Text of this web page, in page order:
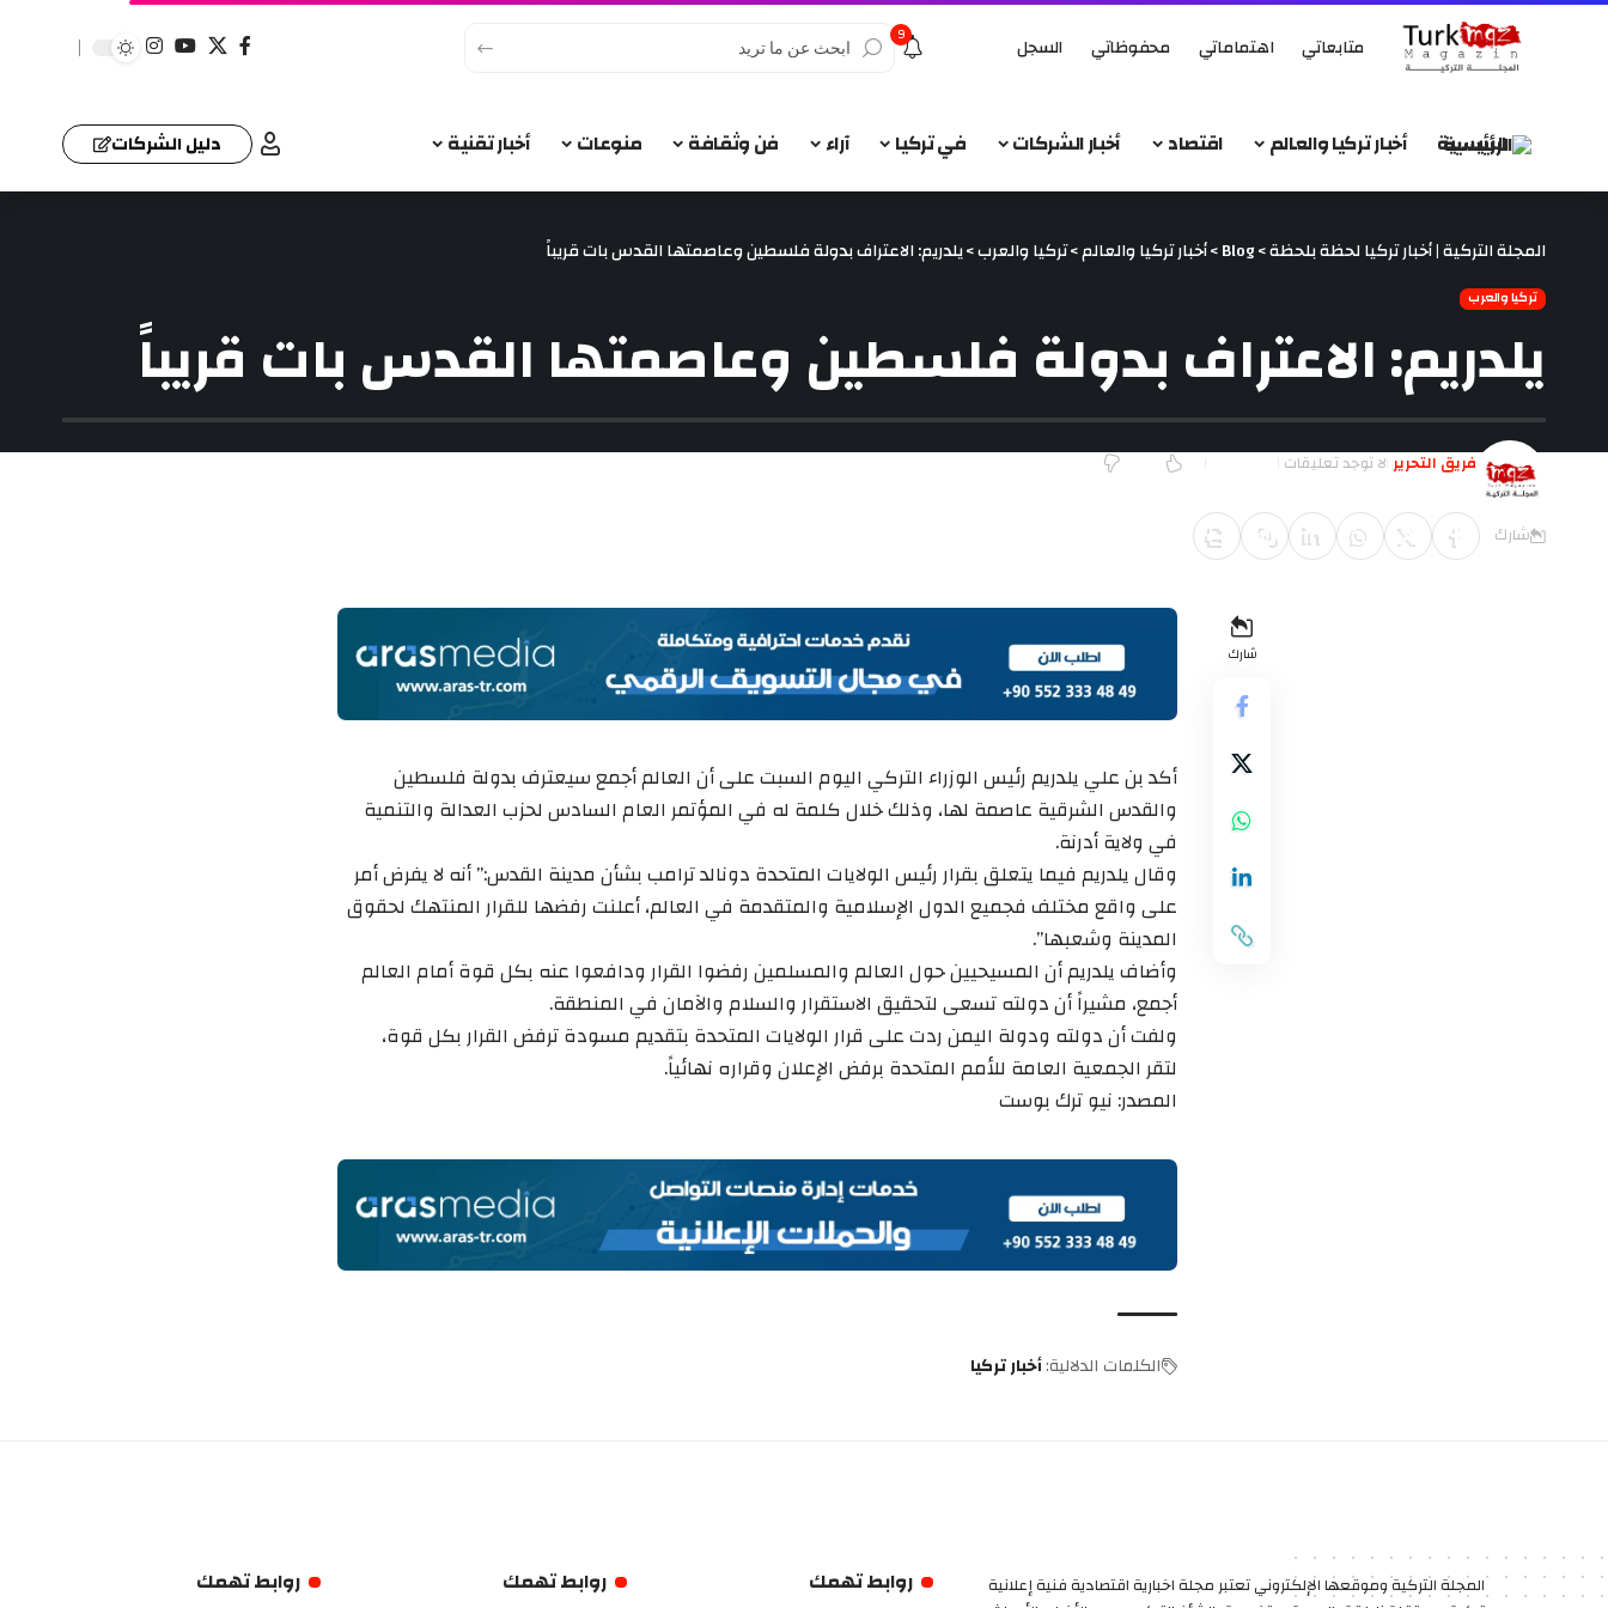
متابعاتي اهتماماتي محفوظاتي السجل 9
الرئيسية أخبار تركيا والعالم اقتصاد أخبار الشركات في تركيا آراء فن وثقافة منوعات أخبار تقنية دليل الشركات
المجلة التركية | أخبار تركيا لحظة بلحظة>
Blog
>أخبار تركيا والعالم>تركيا والعرب>يلدريم: الاعتراف بدولة فلسطين وعاصمتها القدس بات قريباً
تركيا والعرب
يلدريم: الاعتراف بدولة فلسطين وعاصمتها القدس بات قريباً
فريق التحرير لا توجد تعليقات
شارك
شارك
أكد بن علي يلدريم رئيس الوزراء التركي اليوم السبت على أن العالم أجمع سيعترف بدولة فلسطين
والقدس الشرقية عاصمة لها، وذلك خلال كلمة له في المؤتمر العام السادس لحزب العدالة والتنمية
في ولاية أدرنة.
وقال يلدريم فيما يتعلق بقرار رئيس الولايات المتحدة دونالد ترامب بشأن مدينة القدس:” أنه لا يفرض أمر
على واقع مختلف فجميع الدول الإسلامية والمتقدمة في العالم، أعلنت رفضها للقرار المنتهك لحقوق
المدينة وشعبها”.
وأضاف يلدريم أن المسيحيين حول العالم والمسلمين رفضوا القرار ودافعوا عنه بكل قوة أمام العالم
أجمع، مشيراً أن دولته تسعى لتحقيق الاستقرار والسلام والآمان في المنطقة.
ولفت أن دولته ودولة اليمن ردت على قرار الولايات المتحدة بتقديم مسودة ترفض القرار بكل قوة،
لتقر الجمعية العامة للأمم المتحدة برفض الإعلان وقراره نهائياً.
المصدر: نيو ترك بوست
الكلمات الدلالية:أخبار تركيا
المجلة التركية وموقعها الإلكتروني تعتبر مجلة اخبارية اقتصادية فنية إعلانية
روابط تهمك روابط تهمك روابط تهمك